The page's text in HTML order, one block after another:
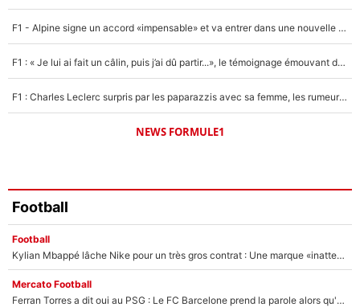
F1 - Alpine signe un accord «impensable» et va entrer dans une nouvelle dimension : Grande nouvelle pour Pierre Gasly !
F1 : « Je lui ai fait un câlin, puis j’ai dû partir...», le témoignage émouvant de Max Verstappen sur sa fille
F1 : Charles Leclerc surpris par les paparazzis avec sa femme, les rumeurs étaient vraies !
NEWS FORMULE1
Football
Football
Kylian Mbappé lâche Nike pour un très gros contrat : Une marque «inattendue» va frapper très fort
Mercato Football
Ferran Torres a dit oui au PSG : Le FC Barcelone prend la parole alors qu'un transfert de l'attaquant espagnol prend forme